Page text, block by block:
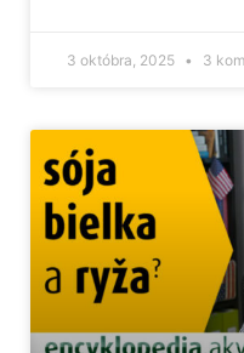
3 októbra, 2025 3